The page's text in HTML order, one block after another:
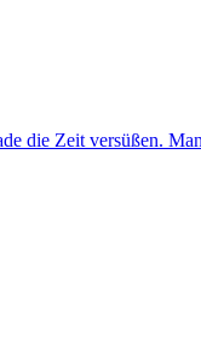
die Zeit versüßen.